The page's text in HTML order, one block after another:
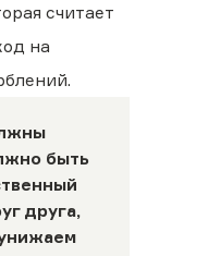
считает
на
быть
друга,